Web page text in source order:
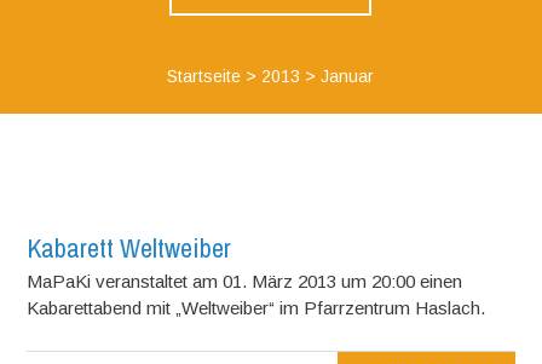
Startseite > 2013 >Januar
Kabarett Weltweiber
MaPaKi veranstaltet am 01. März 2013 um 20:00 einen
Kabarettabend mit „Weltweiber“ im Pfarrzentrum Haslach.